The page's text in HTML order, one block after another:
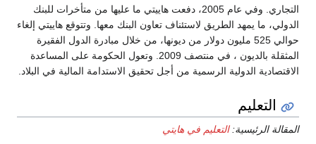
التجاري. وفي عام 2005، دفعت هاييتي ما عليها من متأخرات للبنك
الدولي، ما يمهد الطريق لاستئناف تعاون البنك معها. وتتوقع هاييتي إلغاء
حوالي 525 مليون دولار من ديونها، من خلال مبادرة الدول الفقيرة
المثقلة بالديون ، في منتصف 2009. وتعول الحكومة على المساعدة
الاقتصادية الدولية الرسمية من أجل تحقيق الاستدامة المالية في البلاد.
التعليم
المقالة الرئيسية:التعليم في هايتي